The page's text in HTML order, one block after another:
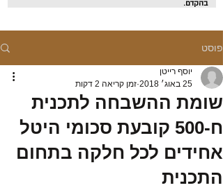
בהקדם.
פוסט
שומת ההשבחה לתכנית
ח-500 קובעת סכומי היטל
אחידים לכל חלקה בתחום
התכנית
יוסף רייטן
25 באוג׳ 2018
זמן קריאה 2 דקות